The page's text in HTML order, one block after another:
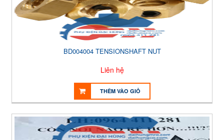
BD004004 TENSIONSHAFT NUT
Liên hệ
THÊM VÀO GIỎ